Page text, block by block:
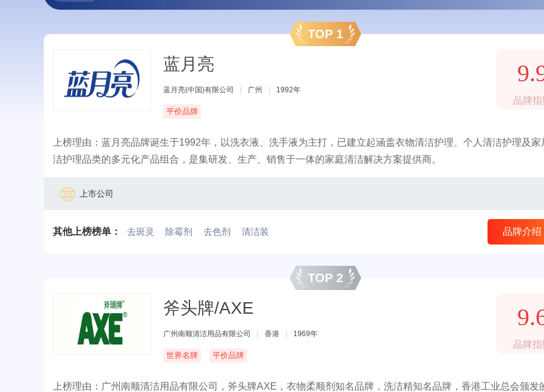
TOP 1
蓝月亮
蓝月亮(中国)有限公司 广州 1992年
平价品牌
品牌指
上榜理由：蓝月亮品牌诞生于1992年，以洗衣液、洗手液为主打，已建立起涵盖衣物清洁护理、个人清洁护理及家
洁护理品类的多元化产品组合，是集研发、生产、销售于一体的家庭清洁解决方案提供商。
上市公司
其他上榜榜单： 去斑灵 除霉剂 去色剂 清洁装 品牌介绍
TOP 2
斧头牌/AXE
广州南顺清洁用品有限公司 香港 1969年
世界名牌 平价品牌
品牌指
上榜理由：广州南顺清洁用品有限公司，斧头牌AXE，衣物柔顺剂知名品牌，洗洁精知名品牌，香港工业总会颁发